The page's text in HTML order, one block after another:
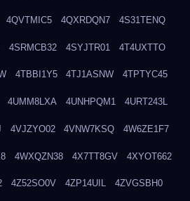
4QVTMIC5 4QXRDQN7 4S31TENQ
4SRMCB32 4SYJTR01 4T4UXTTO
4TBBI1Y5 4TJ1ASNW 4TPTYC45
4UMM8LXA 4UNHPQM1 4URT243L
4VJZYO02 4VNW7KSQ 4W6ZE1F7
4WXQZN38 4X7TT8GV 4XYOT662
4Z52SO0V 4ZP14UIL 4ZVGSBH0